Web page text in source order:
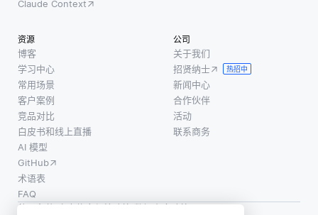
Claude Context
资源
博客
学习中心
常用场景
客户案例
竞品对比
白皮书和线上直播
AI 模型
GitHub
术语表
FAQ
公司
关于我们
招贤纳士
热招中
新闻中心
合作伙伴
活动
联系商务
使用条款·个人信息保护政策·数据安全政策